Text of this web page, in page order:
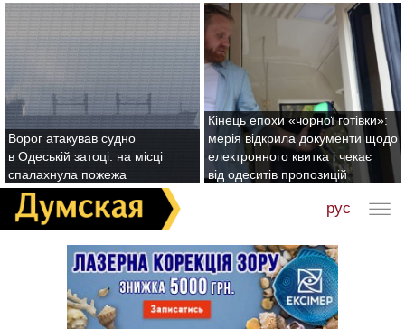
Ворог атакував судно
в Одеській затоці: на місці
спалахнула пожежа
Кінець епохи «чорної готівки»:
мерія відкрила документи щодо
електронного квитка і чекає
від одеситів пропозицій
рус